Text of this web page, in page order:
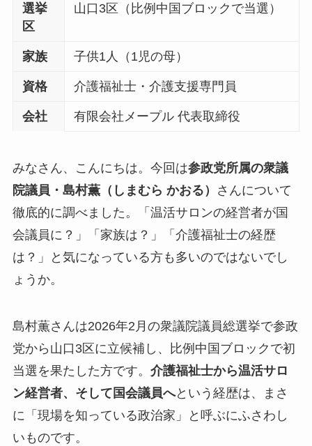
選挙
区
山口3区（比例中国ブロックで当選）
家族 子供1人（1児の母）
資格 介護福祉士・介護支援専門員
会社 有限会社メープル 代表取締役
みなさん、こんにちは。今回は参政党所属の衆議
院議員・島村薫（しまむら かおる）
さんについて
徹底的に調べました。「温活サロンの経営者が国
会議員に？」「家族は？」「介護福祉士の経歴
は？」と気になっている方も多いのではないでし
ょうか。
島村薫さんは2026年2月の衆議院議員総選挙で参政
党から山口3区に立候補し、比例中国ブロックで初
当選を果たした方です。 介護福祉士から温活サロ
ン経営者、そして国会議員へという経歴は、まさ
に「現場を知っている政治家」と呼ぶにふさわし
いものです。